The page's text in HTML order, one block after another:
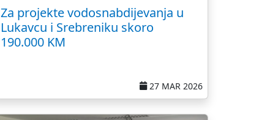
Za projekte vodosnabdijevanja u
Lukavcu i Srebreniku skoro
190.000 KM
27 MAR 2026